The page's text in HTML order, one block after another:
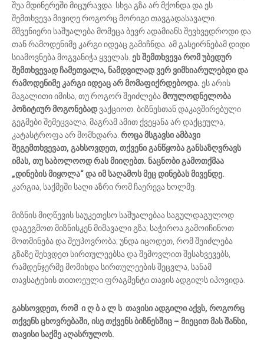
შუა მდინერეში მიცურავდა. სხვა გზა არ მქონდა და ეს
შემთხვევა მივიღე როგორც მორიგი თავგადასავალი.
მშვენიერი საშუალება მომეცა ბევრ ადამიანს შევხვედროდი და
თან რამოდენიმე კარგი იდეაც გამიჩნდა. ამ გასეირნებამ დიდი
სიამოვნება მოგვანიჭა ყველას. ეს შემთხვევა რომ უბედურ
შემთხვევად ჩამეთვალა, ნამდვილად ვერ ვიმხიარულებდი და
რამოდენიმე კარგი იდეაც არ მომაფიქრდებოდა. ეს არის
მაგალითი იმისა, თუ როგორ შეიძლებამოულოდნელობა
პოზიტიურ მოგონებადვაქციოთ. ბიზნესთან დაკავშირებული
გეგმები შემეცვალა, მაგრამ ამით ქვეყანა არ დაქცეულა,
კატასტროფა არ მომხდარა. როცა მსგავსი ამბავი
შეგემთხვევათ, გახსოვდეთ, თქვენი განწყობა განსაზღვრავს
იმას, თუ საბოლოოდ რას მიიღებთ. ნაცნობი გამოთქმაა
„დინების მიყოლა“ და იმ საღამოს მეც დინებას მივენდე.
კარგია, საქმეში საღი აზრი რომ ჩაერევა ხოლმე.
მიზნის მიღწევის საუკეთესო საშუალებაა საგულდაგულოდ
დაგეგმოთ მიზნისკენ მიმავალი გზა; საჭიროა გამოიჩინოთ
მოთმინება და შეუპოვრობა; უნდა იცოდეთ, რომ შეიძლება
გზაზე შეხვდეთ სირთულეებსა და შემოვლით შესახვევებს,
რამდენჯერმე მომიხდა სირთულეების შეცვლა, სანამ
თავსატეხის თითოეული ფრაგმენტი თავის ადგილს იპოვიდა.
გახსოვდეთ, რომ ი ღ ბ ა ლ ს თავისი ადგილი აქვს, როგორც
თქვენს ცხოვრებაში, ისე თქვენს ბიზნესშიც – მიეცით მას შანსი,
თავისი საქმე აღასრულოს.